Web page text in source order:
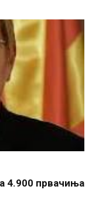
4.900 првачиња